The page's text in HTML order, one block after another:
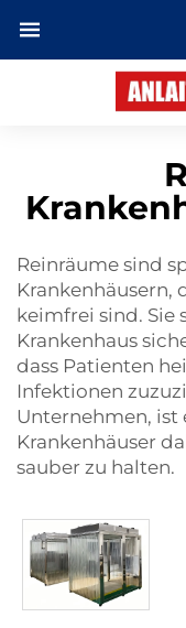
Reinräume sind
Krankenhäusern,
keimfrei sind. Sie
Krankenhaus
dass Patienten
Infektionen
Unternehmen, ist
Krankenhäuser
sauber zu halten.